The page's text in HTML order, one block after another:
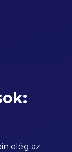
elég az